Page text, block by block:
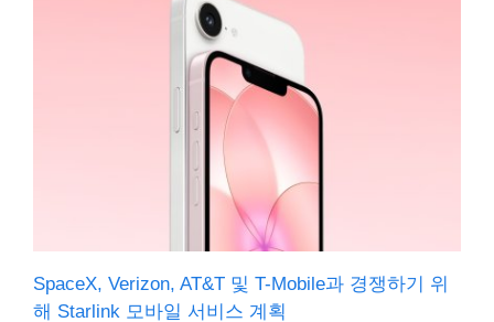
SpaceX, Verizon, AT&T 및 T-Mobile과 경쟁하기 위
해 Starlink 모바일 서비스 계획